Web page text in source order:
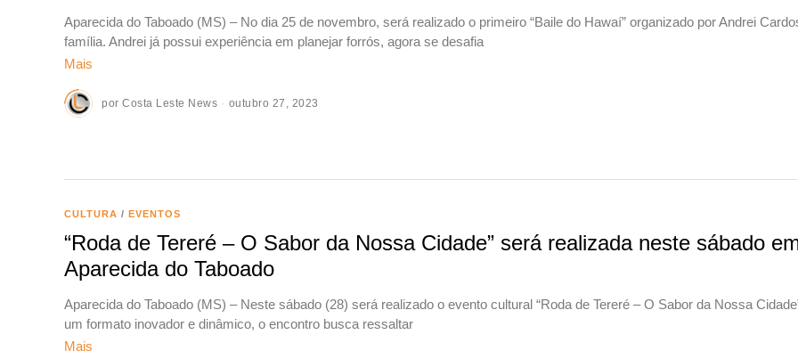
Aparecida do Taboado (MS) – No dia 25 de novembro, será realizado o primeiro “Baile do Hawaí” organizado por Andrei
família. Andrei já possui experiência em planejar forrós, agora se desafia
Mais
por Costa Leste News outubro 27, 2023
CULTURA / EVENTOS
“Roda de Tereré – O Sabor da Nossa Cidade” será realizada neste sábado
Aparecida do Taboado
Aparecida do Taboado (MS) – Neste sábado (28) será realizado o evento cultural “Roda de Tereré – O Sabor da Nossa
um formato inovador e dinâmico, o encontro busca ressaltar
Mais